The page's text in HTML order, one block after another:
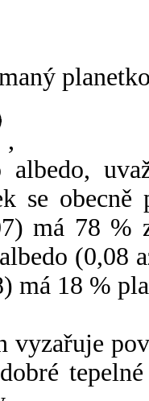
,
albedo,
se
má 78 %
(0,08
má 18 %
vyzařuje